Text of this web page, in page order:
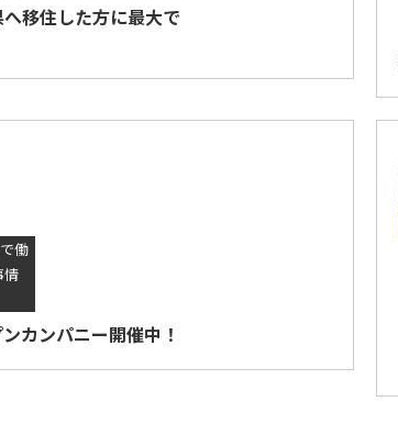
移住した方に最大で
働
情
カンパニー開催中！